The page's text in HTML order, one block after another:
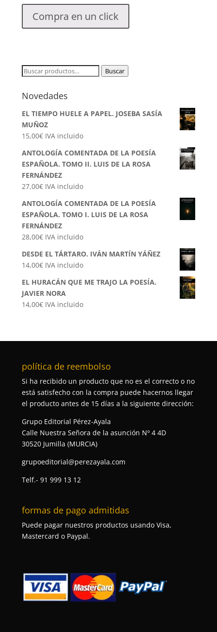
Compra en un click
Buscar
Buscar
Novedades
EL TIEMPO HUELE A PAPEL. JOSEBA SASÍA
MUÑOZ
15,00€ IVA incluido
ANTOLOGÍA COMENTADA DE LA POESÍA
ESPAÑOLA. TOMO II. LUIS DE LA ROSA
FERNÁNDEZ
27,00€ IVA incluido
ANTOLOGÍA COMENTADA DE LA POESÍA
ESPAÑOLA. TOMO I. LUIS DE LA ROSA
FERNÁNDEZ
28,00€ IVA incluido
DESDE EL TÁRTARO. IVÁN MARTÍN YÁÑEZ
14,00€ IVA incluido
EL HURACÁN QUE ME TRAJO LA POESÍA.
JAVIER NORA
14,00€ IVA incluido
política de reembolso
Si ha recibido un producto que no es el correcto o no
está satisfecho con la compra puede hacernos llegar
el producto antes de 15 días a la siguiente dirección:
Grupo Editorial Pérez-Ayala
Calle Nuestra Señora de la asunción Nº 4 4D
30520 Jumilla (MURCIA)
grupoeditorial@perezayala.com
Telf.- 91 999 13 12
formas de pago admitidas
Puede pagar nuestros productos usando Visa,
Mastercard o Paypal.